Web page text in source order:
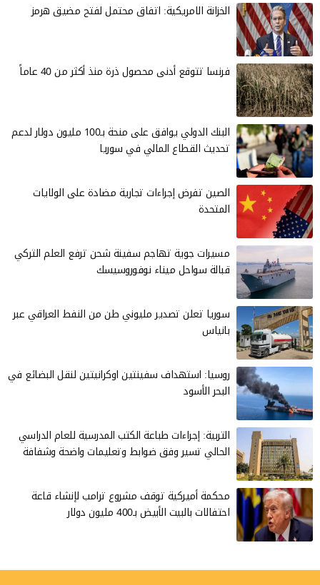
الخزانة الامريكية: اتفاق محتمل لفتح مضيق هرمز
فرنسا تتوقع أدنى محصول ذرة منذ أكثر من 40 عاماً
البنك الدولي يوافق على منحة بـ100 مليون دولار لدعم
تحديث القطاع المالي في سوريا
الصين تفرض إجراءات تجارية مضادة على الولايات
المتحدة
مسيرات جوية تهاجم سفينة شحن ترفع العلم التركي
قبالة سواحل ميناء نوفوروسيسك
سوريا تعلن تصدير مليوني طن من النفط العراقي عبر
بانياس
روسيا: استهداف سفينتين اوكرانيتين لنقل البضائع في
البحر الأسود
التربية: إجراءات طباعة الكتب المدرسية للعام الدراسي
الحالي تسير وفق ضوابط وتعليمات واضحة وشفافة
محكمة أميركية توقف مشروع ترامب لإنشاء قاعة
احتفالات بالبيت الأبيض بـ400 مليون دولار